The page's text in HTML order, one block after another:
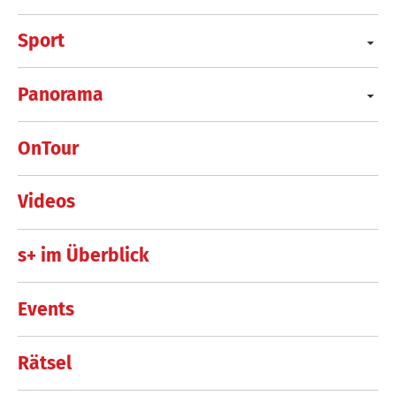
Sport
Panorama
OnTour
Videos
s+ im Überblick
Events
Rätsel